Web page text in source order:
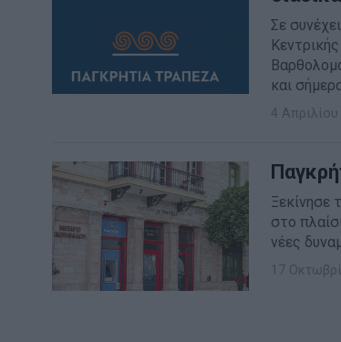
Σε
και
4
Ξεκίνησε
στο
νέες
17